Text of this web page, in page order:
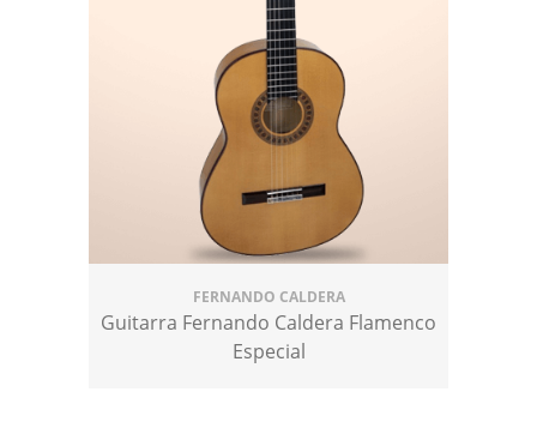
FERNANDO CALDERA
Guitarra Fernando Caldera Flamenco
Especial